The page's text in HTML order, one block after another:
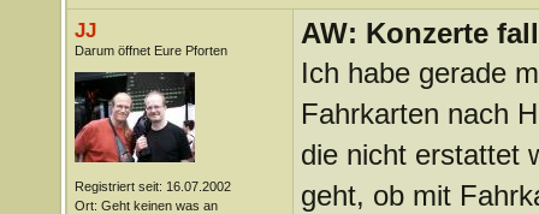
JJ
Darum öffnet Eure Pforten
Registriert seit: 16.07.2002
Ort: Geht keinen was an
AW: Konzerte
Ich habe gerade
Fahrkarten nach
die nicht erstattet
geht, ob mit